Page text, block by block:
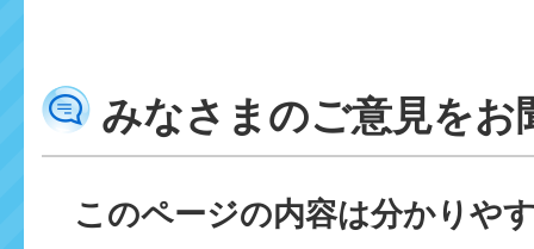
みなさまのご意見をお
このページの内容は分かりや